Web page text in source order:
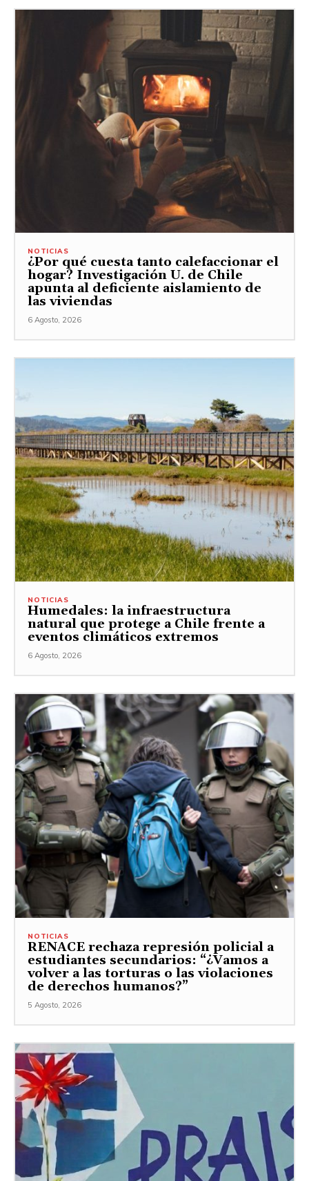
NOTICIAS
¿Por qué cuesta tanto calefaccionar el
hogar? Investigación U. de Chile
apunta al deficiente aislamiento de
las viviendas
6 Agosto, 2026
NOTICIAS
Humedales: la infraestructura
natural que protege a Chile frente a
eventos climáticos extremos
6 Agosto, 2026
NOTICIAS
RENACE rechaza represión policial a
estudiantes secundarios: “¿Vamos a
volver a las torturas o las violaciones
de derechos humanos?”
5 Agosto, 2026